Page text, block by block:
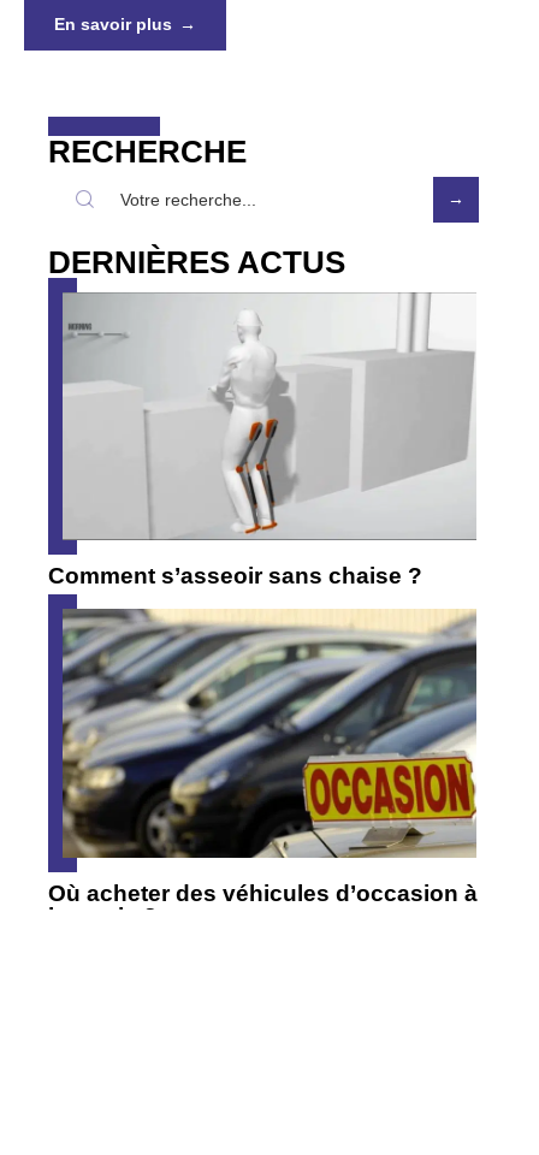
En savoir plus
RECHERCHE
DERNIÈRES ACTUS
Comment s’asseoir sans chaise ?
Où acheter des véhicules d’occasion à
bas prix ?